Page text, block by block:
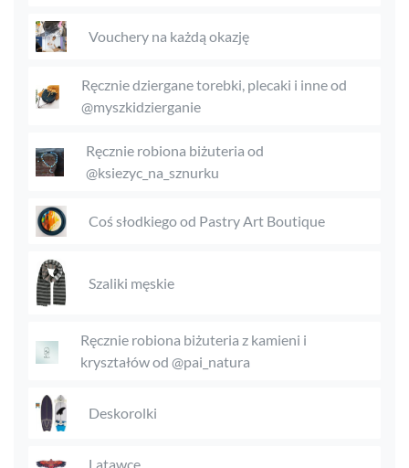
Vouchery na każdą okazję
Ręcznie dziergane torebki, plecaki i inne od
@myszkidzierganie
Ręcznie robiona biżuteria od
@ksiezyc_na_sznurku
Coś słodkiego od Pastry Art Boutique
Szaliki męskie
Ręcznie robiona biżuteria z kamieni i
kryształów od @pai_natura
Deskorolki
Latawce